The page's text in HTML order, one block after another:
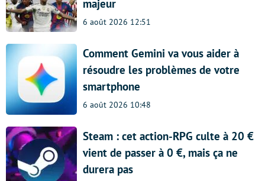
majeur
6 août 2026 12:51
Comment Gemini va vous aider à
résoudre les problèmes de votre
smartphone
6 août 2026 10:48
Steam : cet action-RPG culte à 20 €
vient de passer à 0 €, mais ça ne
durera pas